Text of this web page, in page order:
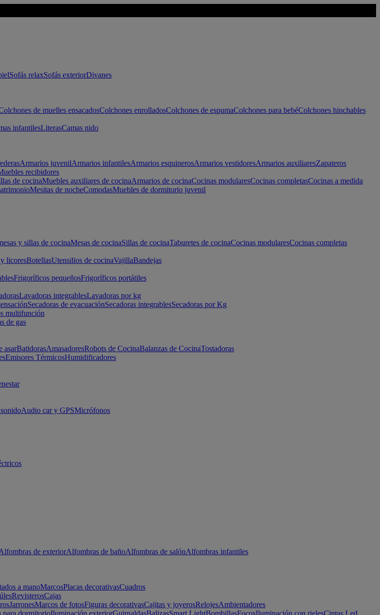
Sofás relaxSofás exteriorDivanes
de muelles ensacadosColchones enrolladosColchones de espumaColchones para bebéColchones hinchables
infantilesLiterasCamas nido
Armarios juvenilArmarios infantilesArmarios esquinerosArmarios vestidoresArmarios auxiliaresZapateros
recibidores
de cocinaMuebles auxiliares de cocinaArmarios de cocinaCocinas modularesCocinas completasCocinas a medida
Mesitas de nocheComodasMuebles de dormitorio juvenil
y sillas de cocinaMesas de cocinaSillas de cocinaTaburetes de cocinaCocinas modularesCocinas completas
licoresBotellasUtensilios de cocinaVajillaBandejas
Frigoríficos pequeñosFrigoríficos portátiles
Lavadoras integrablesLavadoras por kg
Secadoras de evacuaciónSecadoras integrablesSecadoras por Kg
multifunción
de gas
asarBatidorasAmasadoresRobots de CocinaBalanzas de CocinaTostadoras
Emisores TérmicosHumidificadores
Audio car y GPSMicrófonos
de exteriorAlfombras de bañoAlfombras de salónAlfombras infantiles
a manoMarcosPlacas decorativasCuadros
RevisterosCajas
JarronesMarcos de fotosFiguras decorativasCajitas y joyerosRelojesAmbientadores
para dormitorioIluminación exteriorGuirnaldasBalizasSmart LightBombillasFocosIluminación con rielesCintas Led